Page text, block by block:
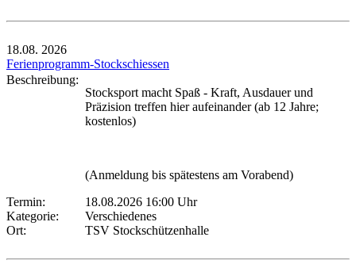
18.08. 2026
Ferienprogramm-Stockschiessen
Beschreibung:
Stocksport macht Spaß - Kraft, Ausdauer und
Präzision treffen hier aufeinander (ab 12 Jahre;
kostenlos)
(Anmeldung bis spätestens am Vorabend)
Termin:
18.08.2026 16:00 Uhr
Kategorie:
Verschiedenes
Ort:
TSV Stockschützenhalle